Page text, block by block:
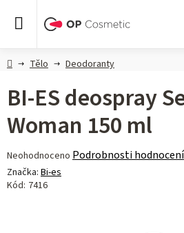
DomůTělo Deodoranty
BI-ES deospray
Woman 150 ml
Průměrné
hodnocení
produktu
Neohodnoceno Podrobnosti hodnocení
Značka: Bi-es
Kód: 7416